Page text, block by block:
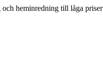
och heminredning till låga priser